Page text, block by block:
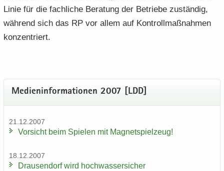
Linie für die fach­li­che Be­ra­tung der Be­trie­be zu­stän­dig,
wäh­rend sich das RP vor allem auf Kon­troll­maß­nah­men
kon­zen­triert.
Me­di­en­in­for­ma­tio­nen 2007 [LDD]
21.12.2007
Vor­sicht beim Spie­len mit Ma­gnet­spiel­zeug!
18.12.2007
Drau­sen­dorf wird hoch­was­ser­si­cher